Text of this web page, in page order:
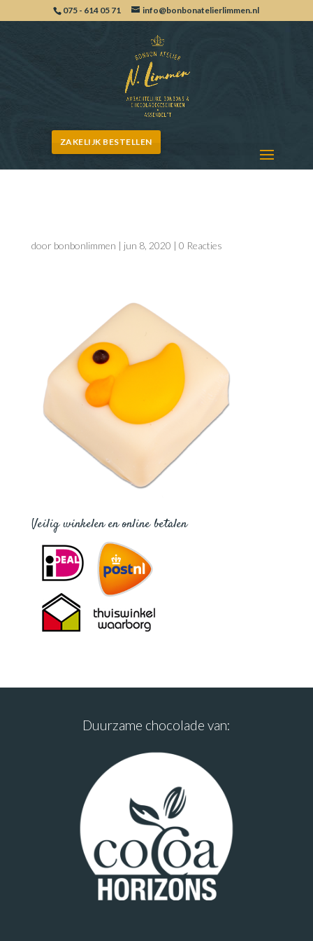
075 - 614 05 71 info@bonbonatelierlimmen.nl
ZAKELIJK BESTELLEN
door bonbonlimmen | jun 8, 2020 | 0 Reacties
Veilig winkelen en online betalen
Duurzame chocolade van: